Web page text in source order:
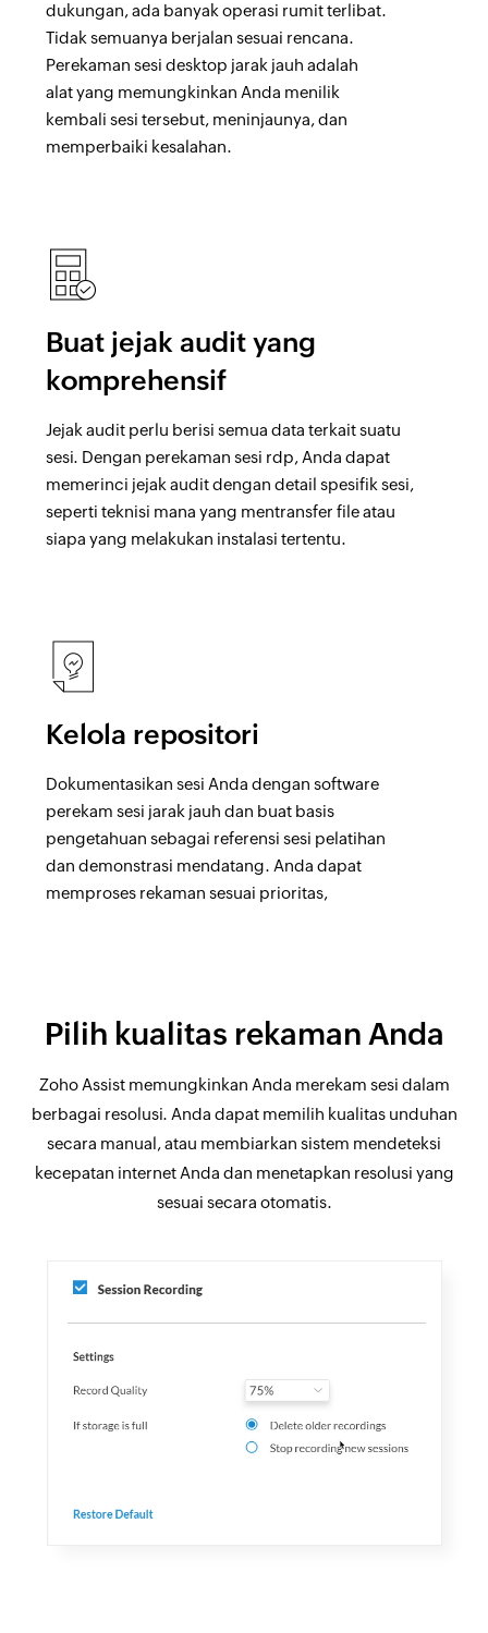
dukungan, ada banyak operasi rumit terlibat.
Tidak semuanya berjalan sesuai rencana.
Perekaman sesi desktop jarak jauh adalah
alat yang memungkinkan Anda menilik
kembali sesi tersebut, meninjaunya, dan
memperbaiki kesalahan.
Buat jejak audit yang
komprehensif
Jejak audit perlu berisi semua data terkait suatu
sesi. Dengan perekaman sesi rdp, Anda dapat
memerinci jejak audit dengan detail spesifik sesi,
seperti teknisi mana yang mentransfer file atau
siapa yang melakukan instalasi tertentu.
Kelola repositori
Dokumentasikan sesi Anda dengan software
perekam sesi jarak jauh dan buat basis
pengetahuan sebagai referensi sesi pelatihan
dan demonstrasi mendatang. Anda dapat
memproses rekaman sesuai prioritas,
Pilih kualitas rekaman Anda
Zoho Assist memungkinkan Anda merekam sesi dalam
berbagai resolusi. Anda dapat memilih kualitas unduhan
secara manual, atau membiarkan sistem mendeteksi
kecepatan internet Anda dan menetapkan resolusi yang
sesuai secara otomatis.